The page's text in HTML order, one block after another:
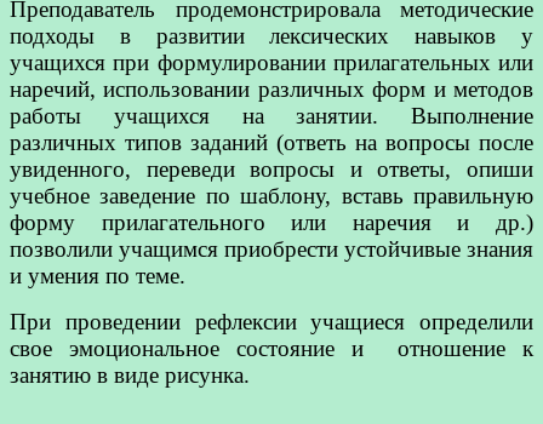
Преподаватель продемонстрировала методические
подходы в развитии лексических навыков у
учащихся при формулировании прилагательных или
наречий, использовании различных форм и методов
работы учащихся на занятии. Выполнение
различных типов заданий (ответь на вопросы после
увиденного, переведи вопросы и ответы, опиши
учебное заведение по шаблону, вставь правильную
форму прилагательного или наречия и др.)
позволили учащимся приобрести устойчивые знания
и умения по теме.
При проведении рефлексии учащиеся определили
свое эмоциональное состояние и отношение к
занятию в виде рисунка.